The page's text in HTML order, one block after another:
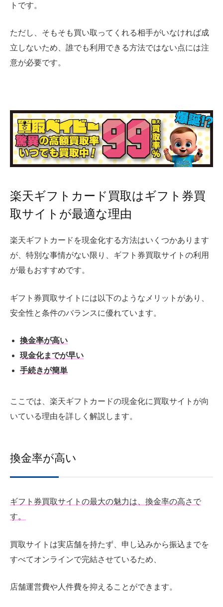
トです。
ただし、そもそも買い取ってくれる相手がいなければ成
立しないため、誰でも利用できる方法ではない点には注
意が必要です。
楽天ギフトカード買取はギフト券買
取サイトが最適な理由
楽天ギフトカードを現金化する方法はいくつかあります
が、特別な事情がない限り、ギフト券買取サイトの利用
が最もおすすめです。
ギフト券買取サイトには以下のようなメリットがあり、
安全性と条件のバランスに優れています。
換金率が高い
現金化までが早い
手続きが簡単
ここでは、楽天ギフトカードの現金化に買取サイトが向
いている理由を詳しく解説します。
換金率が高い
ギフト券買取サイトの最大の魅力は、換金率の高さで
す。
買取サイトは実店舗を持たず、申し込みから振込までを
すべてオンラインで完結させているため、
店舗運営費や人件費を抑えることができます。